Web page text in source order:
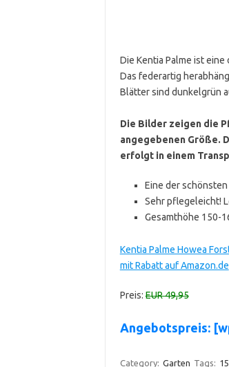
Die Kentia Palme ist
Das federartig
Blätter sind dunkelgrün
Die Bilder zeigen die
angegebenen Größe.
erfolgt in einem
Eine der
Sehr pflegeleicht!
Gesamthöhe 150-
Kentia Palme Howea
mit Rabatt auf Amazon.de
Preis:EUR 49,95
Angebotspreis:
Category: Garten Tags: